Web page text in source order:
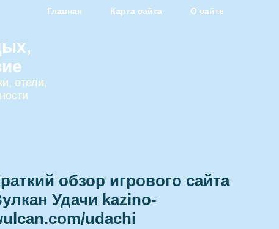
Главная Карта сайта О сайте
отели,
обзор игрового сайта
Удачи kazino-
udachi